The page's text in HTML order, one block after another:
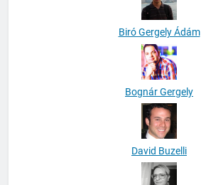
Biró Gergely Ádám
Bognár Gergely
David Buzelli